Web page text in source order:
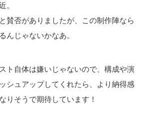
。
賛否がありましたが、この制作陣なら
んじゃないかなあ。
ト自体は嫌いじゃないので、構成や演
シュアップしてくれたら、より納得感
りそうで期待しています！